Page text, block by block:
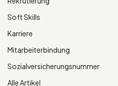
Soft Skills
Karriere
Mitarbeiterbindung
Sozialversicherungsnummer
Alle Artikel